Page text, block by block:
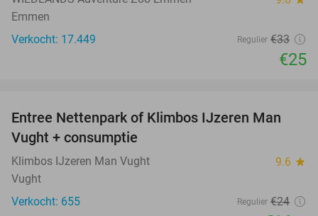
Emmen
Verkocht: 17.449
Regulier €33
€25
29%
Entree Nettenpark of Klimbos IJzeren Man
Vught + consumptie
Klimbos IJzeren Man Vught 9.6 star
Vught
Verkocht: 655
Regulier €24